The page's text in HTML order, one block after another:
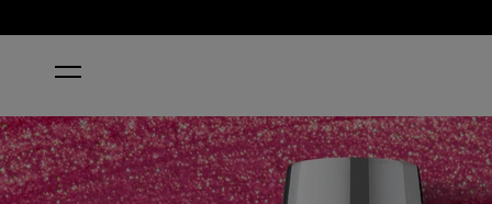
STARTSEITE GOOD REDPUTATION